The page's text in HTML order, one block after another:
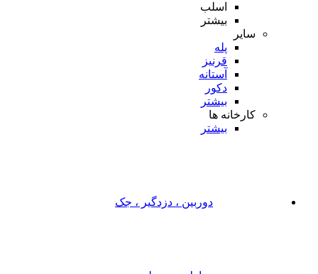
اسلب
بیشتر
سایر
پله
قرنیز
آستانه
دکور
بیشتر
کارخانه ها
بیشتر
دوربین ، دزدگیر ، جک